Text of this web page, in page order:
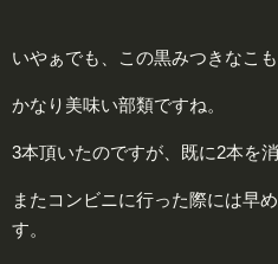
いやぁでも、この黒みつきなこ
かなり美味い部類ですね。
3本頂いたのですが、既に2本を
またコンビニに行った際には早
す。